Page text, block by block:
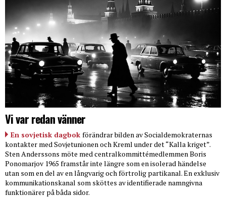
Vi var redan vänner
En sovjetisk dagbok förändrar bilden av Socialdemokraternas
kontakter med Sovjetunionen och Kreml under det “Kalla kriget”.
Sten Anderssons möte med centralkommittémedlemmen Boris
Ponomarjov 1965 framstår inte längre som en isolerad händelse
utan som en del av en långvarig och förtrolig partikanal. En exklusiv
kommunikationskanal som sköttes av identifierade namngivna
funktionärer på båda sidor.